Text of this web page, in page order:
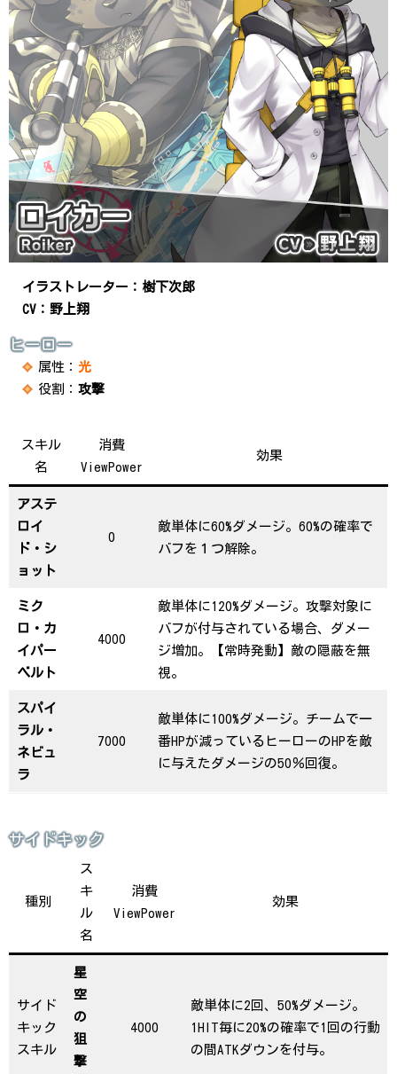
イラストレーター：樹下次郎
CV：野上翔
ヒーロー
属性： 光
役割： 攻撃
スキル
名
消費
ViewPower
効果
アステ
ロイ
ド・シ
ョット
0
敵単体に60%ダメージ。60%の確率で
バフを１つ解除。
ミク
ロ・カ
イパー
ベルト
4000
敵単体に120%ダメージ。攻撃対象に
バフが付与されている場合、ダメー
ジ増加。【常時発動】敵の隠蔽を無
視。
スパイ
ラル・
ネビュ
ラ
7000
敵単体に100%ダメージ。チームで一
番HPが減っているヒーローのHPを敵
に与えたダメージの50％回復。
サイドキック
種別
ス
キ
ル
名
消費
ViewPower
効果
サイド
キック
スキル
星
空
の
狙
撃
4000
敵単体に2回、50%ダメージ。
1HIT毎に20%の確率で1回の行動
の間ATKダウンを付与。